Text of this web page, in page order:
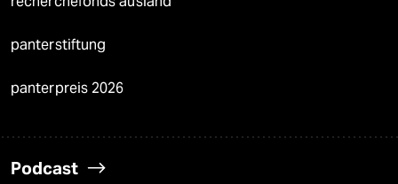
panterstiftung
panterpreis 2026
Podcast